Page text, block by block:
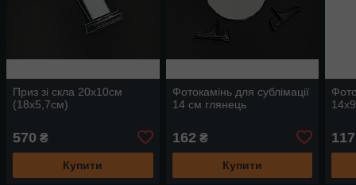
Приз зі скла 20х10см
(18х5,7см)
570 ₴
Купити
Фотокамінь для сублімації
14 см глянець
162 ₴
Купити
117